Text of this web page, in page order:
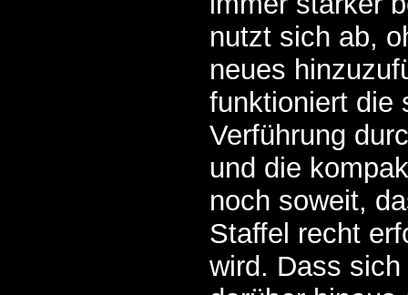
nutzt sich ab,
neues
funktioniert die
Verführung
und die
noch soweit,
Staffel recht
wird. Dass